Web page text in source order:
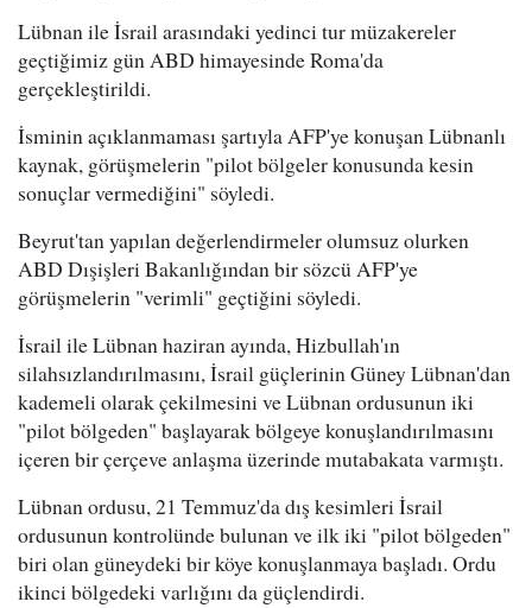
Lübnan ile İsrail arasındaki yedinci tur müzakereler
geçtiğimiz gün ABD himayesinde Roma'da
gerçekleştirildi.
İsminin açıklanmaması şartıyla AFP'ye konuşan Lübnanlı
kaynak, görüşmelerin "pilot bölgeler konusunda kesin
sonuçlar vermediğini" söyledi.
Beyrut'tan yapılan değerlendirmeler olumsuz olurken
ABD Dışişleri Bakanlığından bir sözcü AFP'ye
görüşmelerin "verimli" geçtiğini söyledi.
İsrail ile Lübnan haziran ayında, Hizbullah'ın
silahsızlandırılmasını, İsrail güçlerinin Güney Lübnan'dan
kademeli olarak çekilmesini ve Lübnan ordusunun iki
"pilot bölgeden" başlayarak bölgeye konuşlandırılmasını
içeren bir çerçeve anlaşma üzerinde mutabakata varmıştı.
Lübnan ordusu, 21 Temmuz'da dış kesimleri İsrail
ordusunun kontrolünde bulunan ve ilk iki "pilot bölgeden"
biri olan güneydeki bir köye konuşlanmaya başladı. Ordu
ikinci bölgedeki varlığını da güçlendirdi.